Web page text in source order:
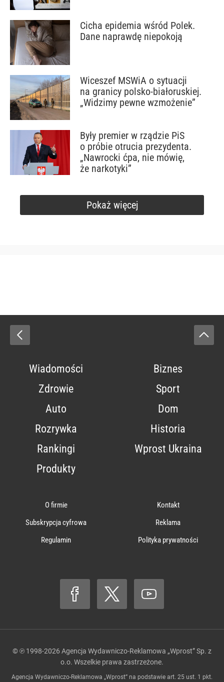
Cicha epidemia wśród Polek.
Dane naprawdę niepokoją
Wiceszef MSWiA o sytuacji
na granicy polsko-białoruskiej.
„Widzimy pewne wzmożenie”
Były premier w rządzie PiS
o próbie otrucia prezydenta.
„Nawrocki ćpa, nie mówię,
że narkotyki”
Pokaż więcej
Wiadomości
Biznes
Zdrowie
Sport
Auto
Dom
Rozrywka
Historia
Rankingi
Wprost Ukraina
Produkty
O firmie
Kontakt
Subskrypcja cyfrowa
Reklama
Regulamin
Polityka prywatności
© ℗ 1998-2026 Agencja Wydawniczo-Reklamowa „Wprost” Sp. z
o.o. Wszelkie prawa zastrzeżone.
Agencja Wydawniczo-Reklamowa „Wprost” na podstawie art. 25 ust. 1 pkt.